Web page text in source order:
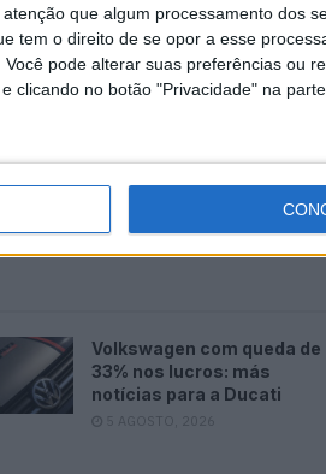
atenção que algum processamento dos
tem o direito de se opor a esse
pode alterar suas preferências ou
clicando no botão "Privacidade" na
ideias mais originais de design, a
curvas, para se criar uma moto
motociclistas e afastou outros,
fortes foram a carenagem com
na junção com o assento e
Volkswagen com queda de
33% nos lucros: más
notícias para a Ducati
5 AGOSTO, 2026